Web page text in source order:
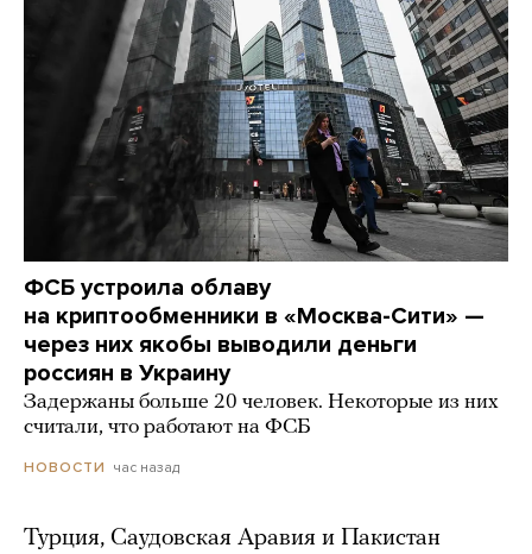
ФСБ устроила облаву
на криптообменники в «Москва-Сити» —
через них якобы выводили деньги
россиян в Украину
Задержаны больше 20 человек. Некоторые из них
считали, что работают на ФСБ
НОВОСТИ час назад
Турция, Саудовская Аравия и Пакистан